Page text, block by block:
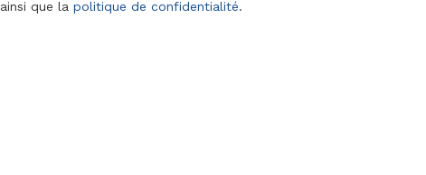
ainsi que la politique de confidentialité.